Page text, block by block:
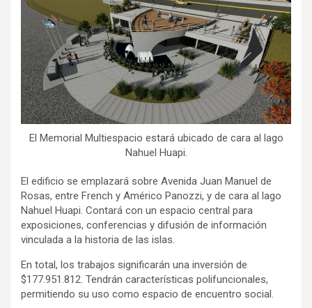
El Memorial Multiespacio estará ubicado de cara al lago
Nahuel Huapi.
El edificio se emplazará sobre Avenida Juan Manuel de
Rosas, entre French y Américo Panozzi, y de cara al lago
Nahuel Huapi. Contará con un espacio central para
exposiciones, conferencias y difusión de información
vinculada a la historia de las islas.
En total, los trabajos significarán una inversión de
$177.951.812. Tendrán características polifuncionales,
permitiendo su uso como espacio de encuentro social.